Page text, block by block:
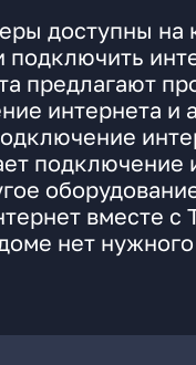
доступны на
предлагают
интернета и
подключение
вместе с
нет